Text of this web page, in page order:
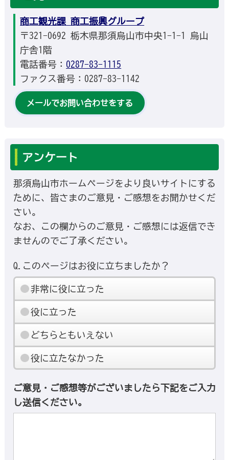
商工観光課 商工振興グループ
〒321-0692 栃木県那須烏山市中央1-1-1 烏山
庁舎1階
電話番号： 0287-83-1115
ファクス番号：0287-83-1142
メールでお問い合わせをする
アンケート
那須烏山市ホームページをより良いサイトにする
ために、皆さまのご意見・ご感想をお聞かせくだ
さい。
なお、この欄からのご意見・ご感想には返信でき
ませんのでご了承ください。
Q.このページはお役に立ちましたか？
非常に役に立った
役に立った
どちらともいえない
役に立たなかった
ご意見・ご感想等がございましたら下記をご入力
し送信ください。